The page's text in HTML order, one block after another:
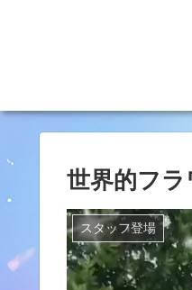
世界的フ
スタッフ登場